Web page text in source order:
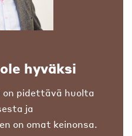
hyväksi
pidettävä huolta
ja
on omat keinonsa.